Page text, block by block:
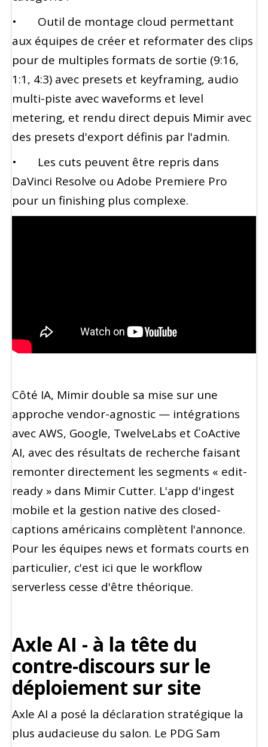
• Outil de montage cloud permettant
aux équipes de créer et reformater des clips
pour de multiples formats de sortie (9:16,
1:1, 4:3) avec presets et keyframing, audio
multi-piste avec waveforms et level
metering, et rendu direct depuis Mimir avec
des presets d'export définis par l'admin.
• Les cuts peuvent être repris dans
DaVinci Resolve ou Adobe Premiere Pro
pour un finishing plus complexe.
Côté IA, Mimir double sa mise sur une
approche vendor-agnostic — intégrations
avec AWS, Google, TwelveLabs et CoActive
AI, avec des résultats de recherche faisant
remonter directement les segments « edit-
ready » dans Mimir Cutter. L'app d'ingest
mobile et la gestion native des closed-
captions américains complètent l'annonce.
Pour les équipes news et formats courts en
particulier, c'est ici que le workflow
serverless cesse d'être théorique.
Axle AI - à la tête du
contre-discours sur le
déploiement sur site
Axle AI a posé la déclaration stratégique la
plus audacieuse du salon. Le PDG Sam